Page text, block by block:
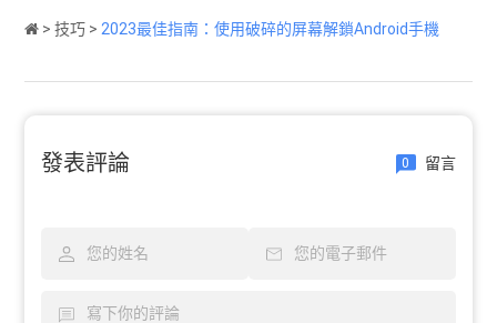
>技巧 >2023最佳指南：使用破碎的屏幕解鎖Android手機
發表評論 0 留言